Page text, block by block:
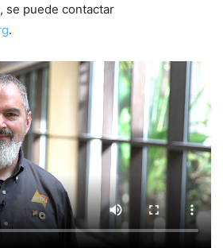
se puede contactar
.